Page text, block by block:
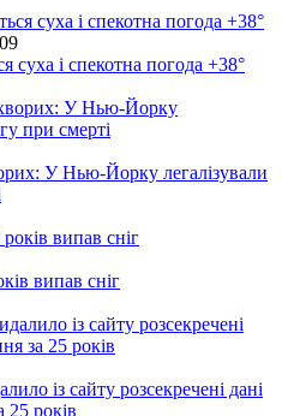
суха і спекотна погода +38°
У Нью-Йорку легалізували
випав сніг
із сайту розсекречені дані
25 років